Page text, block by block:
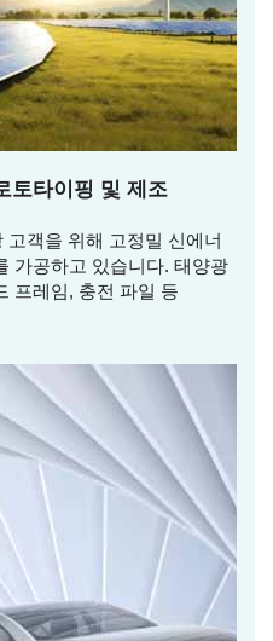
토타이핑 및 제조
고객을 위해 고정밀 신에너
가공하고 있습니다. 태양광
프레임, 충전 파일 등